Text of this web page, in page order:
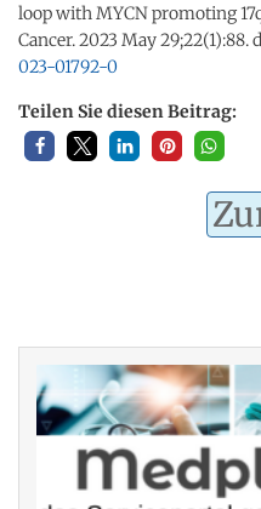
loop with MYCN promoting
Cancer. 2023 May 29;22(1):88.
023-01792-0
Teilen Sie diesen Beitrag: